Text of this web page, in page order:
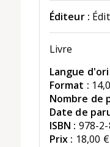
Éditeur :
Livre
Langue
Format :
Nombre de
Date de
ISBN : 978-
Prix : 18,00 €